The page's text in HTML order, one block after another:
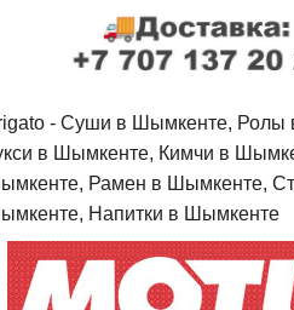
- Cуши в Шымкенте, Ролы
в Шымкенте, Кимчи в
Рамен в Шымкенте,
Напитки в Шымкенте